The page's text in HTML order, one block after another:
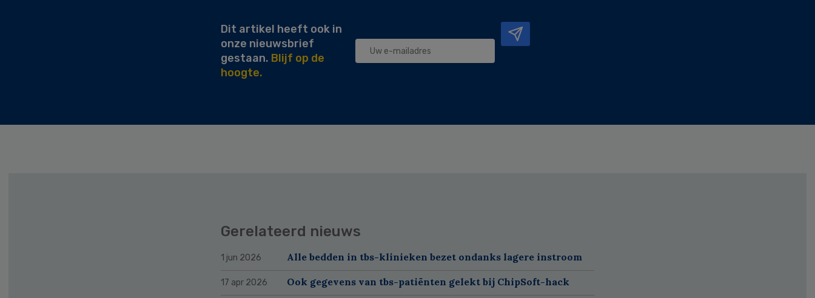
Dit artikel heeft ook in
onze nieuwsbrief
gestaan. Blijf op de
hoogte.
Gerelateerd nieuws
1 jun 2026 Alle bedden in tbs-klinieken bezet ondanks lagere instroom
17 apr 2026 Ook gegevens van tbs-patiënten gelekt bij ChipSoft-hack